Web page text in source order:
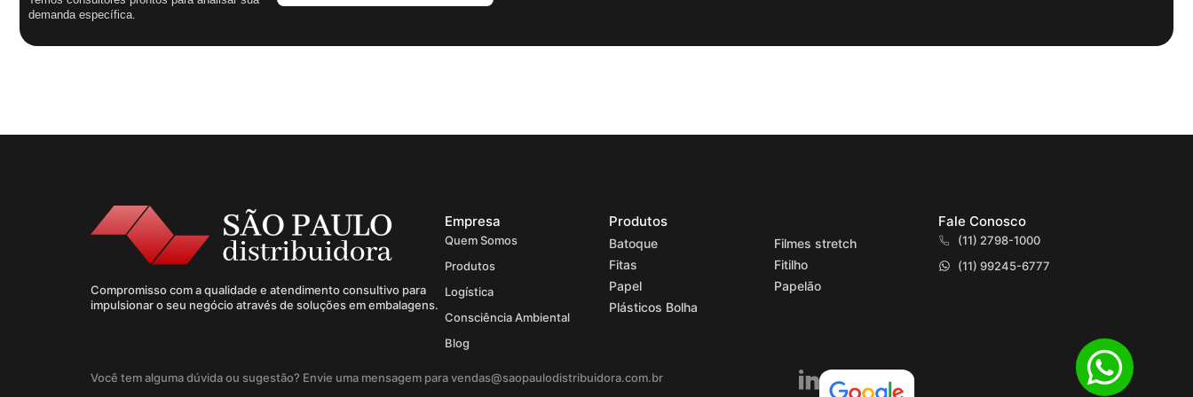
demanda específica.
Compromisso com a qualidade e atendimento consultivo para
impulsionar o seu negócio através de soluções em embalagens.
Empresa
Quem Somos
Produtos
Logística
Consciência Ambiental
Blog
Produtos
Batoque
Filmes stretch
Fitas
Fitilho
Papel
Papelão
Plásticos Bolha
Fale Conosco
(11) 2798-1000
(11) 99245-6777
Você tem alguma dúvida ou sugestão? Envie uma mensagem para vendas@saopaulodistribuidora.com.br